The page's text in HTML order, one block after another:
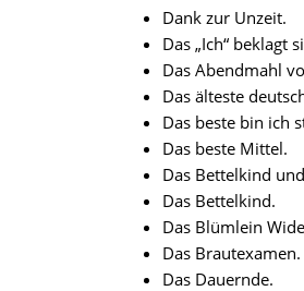
Dank zur Unzeit.
Das „Ich“ beklagt
Das Abendmahl
Das älteste
Das beste bin ich
Das beste Mittel.
Das Bettelkind
Das Bettelkind.
Das Blümlein
Das Brautexamen.
Das Dauernde.